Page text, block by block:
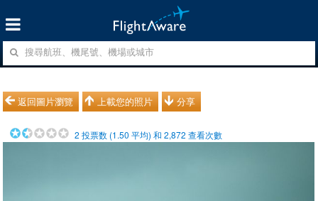
返回圖片瀏覽 上載您的照片 分享
2 投票数 (1.50 平均) 和2,872 查看次數